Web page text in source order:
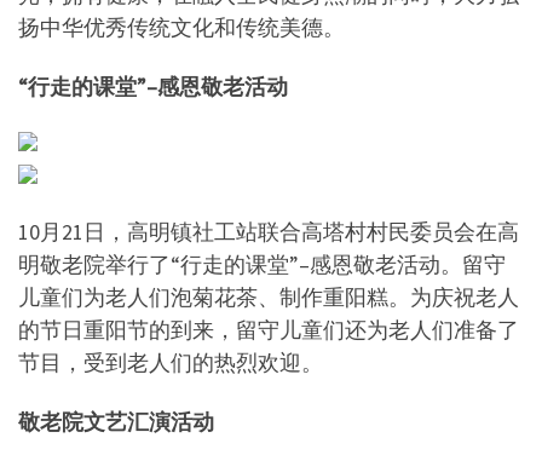
扬中华优秀传统文化和传统美德。
“行走的课堂”–感恩敬老活动
10月21日，高明镇社工站联合高塔村村民委员会在高
明敬老院举行了“行走的课堂”–感恩敬老活动。留守
儿童们为老人们泡菊花茶、制作重阳糕。为庆祝老人
的节日重阳节的到来，留守儿童们还为老人们准备了
节目，受到老人们的热烈欢迎。
敬老院文艺汇演活动